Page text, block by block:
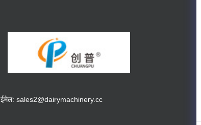
ईमेल: sales2@dairymachinery.cc